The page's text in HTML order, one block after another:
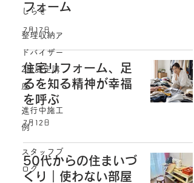
しらせ
整理収納ア
ドバイザー
2級認定講
座
進行中施工
例
スタッフブ
ログ
フォーム
7月17日
住宅リフォーム、足
るを知る精神が幸福
を呼ぶ
7月12日
50代からの住まいづ
くり｜使わない部屋